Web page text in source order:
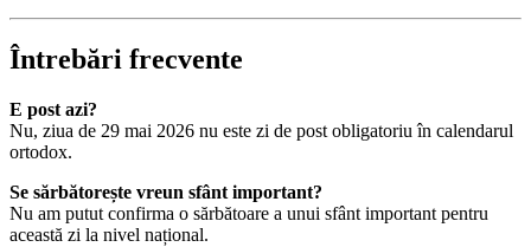
Întrebări frecvente
E post azi?
Nu, ziua de 29 mai 2026 nu este zi de post obligatoriu în calendarul
ortodox.
Se sărbătorește vreun sfânt important?
Nu am putut confirma o sărbătoare a unui sfânt important pentru
această zi la nivel național.